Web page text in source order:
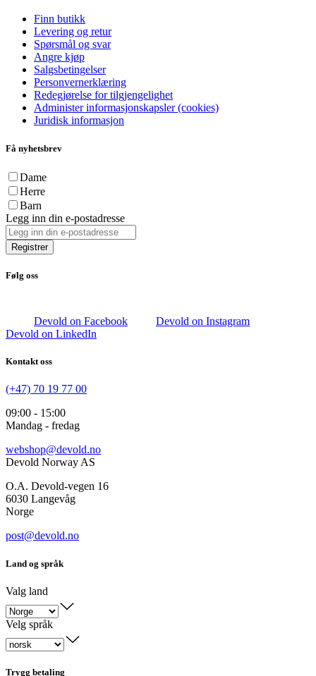
Finn butikk
Levering og retur
Spørsmål og svar
Angre kjøp
Salgsbetingelser
Personvernerklæring
Redegjørelse for tilgjengelighet
Administer informasjonskapsler (cookies)
Juridisk informasjon
Få nyhetsbrev
Dame
Herre
Barn
Legg inn din e-postadresse
Registrer
Følg oss
Devold on Facebook
Devold on Instagram
Devold on LinkedIn
Kontakt oss
(+47) 70 19 77 00
09:00 - 15:00
Mandag - fredag
webshop@devold.no
Devold Norway AS
O.A. Devold-vegen 16
6030 Langevåg
Norge
post@devold.no
Land og språk
Valg land
Velg språk
Trygg betaling